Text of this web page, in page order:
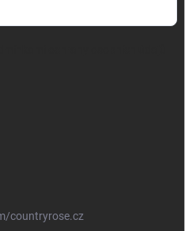
countryrose.cz